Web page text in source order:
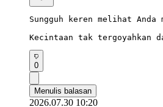
Sungguh keren melihat
Kecintaan tak tergoyahkan
0
Menulis balasan
2026.07.30 10:20